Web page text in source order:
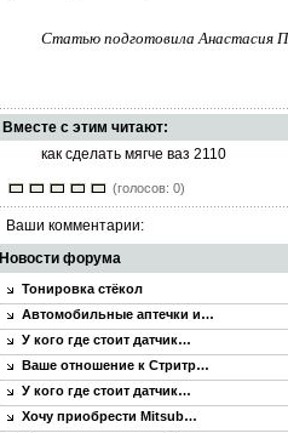
Статью подготовила Анастасия
Вместе с этим читают:
как сделать мягче ваз 2110
(голосов: 0)
Ваши комментарии:
Новости форума
Тонировка стёкол
Автомобильные аптечки и…
У кого где стоит датчик…
Ваше отношение к Стритр…
У кого где стоит датчик…
Хочу приобрести Mitsub…